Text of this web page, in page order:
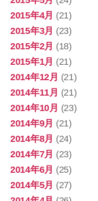
2015年4月 (21)
2015年3月 (23)
2015年2月 (18)
2015年1月 (21)
2014年12月 (21)
2014年11月 (21)
2014年10月 (23)
2014年9月 (21)
2014年8月 (24)
2014年7月 (23)
2014年6月 (25)
2014年5月 (27)